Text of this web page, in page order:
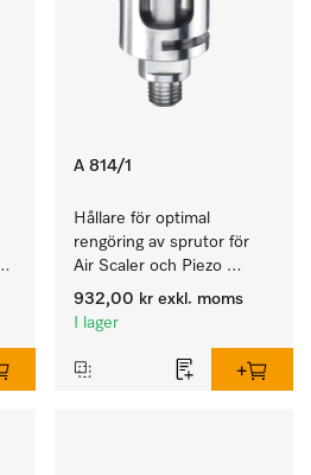
A 814/1
Hållare för optimal
rengöring av sprutor för
Air Scaler och Piezo
Scaler.
932,00 kr exkl. moms
I lager